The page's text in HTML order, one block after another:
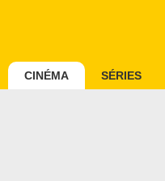
CINÉMA SÉRIES